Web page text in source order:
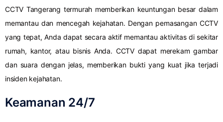
CCTV Tangerang termurah memberikan keuntungan besar dalam
memantau dan mencegah kejahatan. Dengan pemasangan CCTV
yang tepat, Anda dapat secara aktif memantau aktivitas di sekitar
rumah, kantor, atau bisnis Anda. CCTV dapat merekam gambar
dan suara dengan jelas, memberikan bukti yang kuat jika terjadi
insiden kejahatan.
Keamanan 24/7